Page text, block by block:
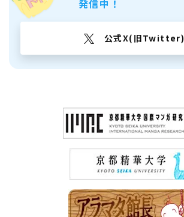
発信中！
公式X(旧Twitter)